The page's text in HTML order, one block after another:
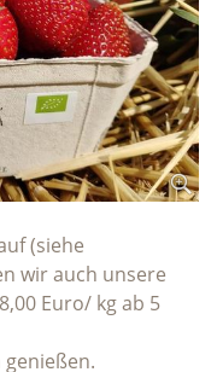
(siehe
wir auch unsere
Euro/ kg ab 5